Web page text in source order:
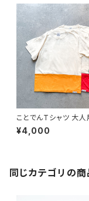
ことでんTシャツ 大人
¥4,000
同じカテゴリの商